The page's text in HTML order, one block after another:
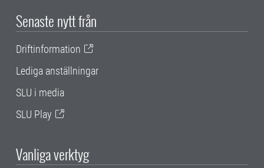
Senaste nytt från
Driftinformation
Lediga anställningar
SLU i media
SLU Play
Vanliga verktyg